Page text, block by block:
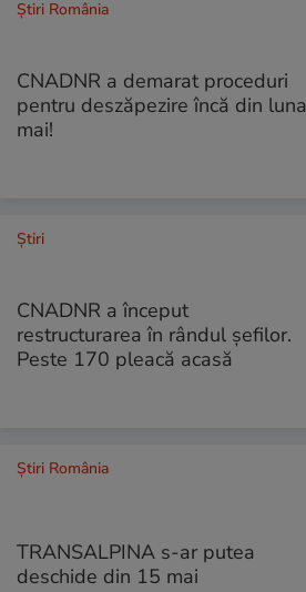
Știri România
CNADNR a demarat proceduri
pentru deszăpezire încă din luna
mai!
Ştiri
CNADNR a început
restructurarea în rândul șefilor.
Peste 170 pleacă acasă
Știri România
TRANSALPINA s-ar putea
deschide din 15 mai